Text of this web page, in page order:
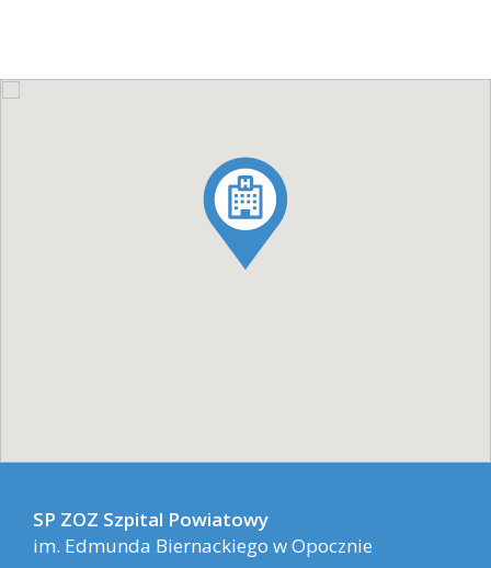
SP ZOZ Szpital Powiatowy
im. Edmunda Biernackiego w Opocznie